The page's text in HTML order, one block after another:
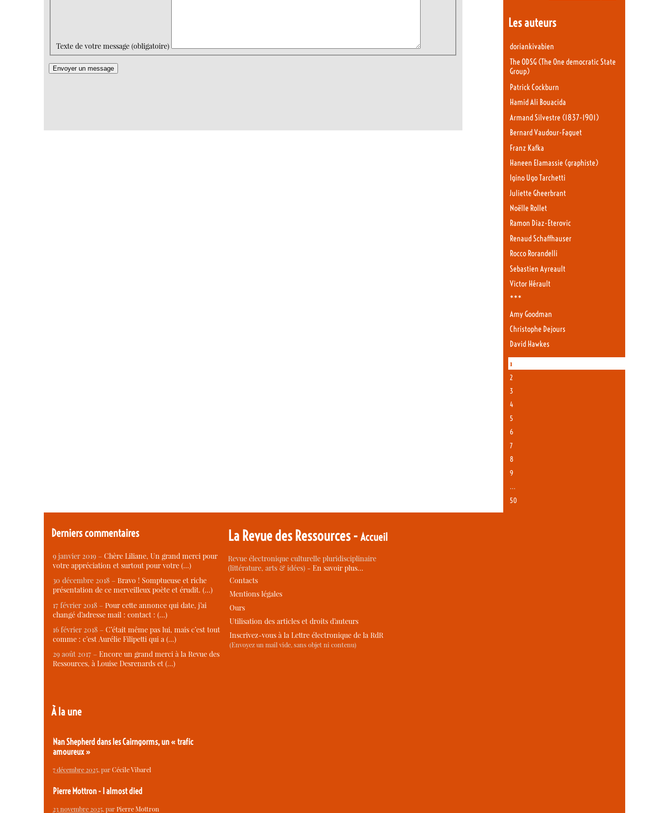
Texte de votre message (obligatoire)
Les auteurs
doriankivabien
The ODSG (The One democratic State
Group)
Patrick Cockburn
Hamid Ali Bouacida
Armand Silvestre (1837-1901)
Bernard Vaudour-Faguet
Franz Kafka
Haneen Elamassie (graphiste)
Igino Ugo Tarchetti
Juliette Gheerbrant
Noëlle Rollet
Ramon Diaz-Eterovic
Renaud Schaffhauser
Rocco Rorandelli
Sebastien Ayreault
Victor Hérault
***
Amy Goodman
Christophe Dejours
David Hawkes
1
2
3
4
5
6
7
8
9
…
50
Derniers commentaires
9 janvier 2019 – Chère Liliane, Un grand merci pour
votre appréciation et surtout pour votre (…)
30 décembre 2018 – Bravo ! Somptueuse et riche
présentation de ce merveilleux poète et érudit. (…)
17 février 2018 – Pour cette annonce qui date, j’ai
changé d’adresse mail : contact : (…)
16 février 2018 – C’était même pas lui, mais c’est tout
comme : c’est Aurélie Filipetti qui a (…)
29 août 2017 – Encore un grand merci à la Revue des
Ressources, à Louise Desrenards et (…)
À la une
Nan Shepherd dans les Cairngorms, un « trafic
amoureux »
7 décembre 2025, parCécile Vibarel
Pierre Mottron - I almost died
23 novembre 2025, parPierre Mottron
La Revue des Ressources -Accueil
Revue électronique culturelle pluridisciplinaire
(littérature, arts & idées) -En savoir plus…
Contacts
Mentions légales
Ours
Utilisation des articles et droits d’auteurs
Inscrivez-vous à la Lettre électronique de la RdR
(Envoyez un mail vide, sans objet ni contenu)